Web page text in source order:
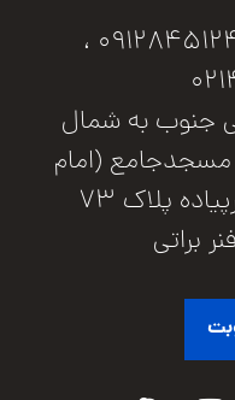
با ما تماس بگیرید: 09128451243 ،
جنوب به شمال
مسجدجامع (امام
سجاد.ع) جلوی پل عابرپیاده پلاک 73
براتی